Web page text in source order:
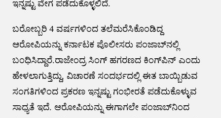
ಇನ್ನಷ್ಟು ವೇಗ ಪಡೆದುಕೊಳ್ಳಲಿದೆ.
ಬರೋಬ್ಬರಿ 4 ವರ್ಷಗಳಿಂದ ತಲೆಮರೆಸಿಕೊಂಡಿದ್ದ
ಆರೋಪಿಯನ್ನು ಕರ್ನಾಟಕ ಪೊಲೀಸರು ಪಂಜಾಬ್​ನಲ್ಲಿ
ಬಂಧಿಸಿದ್ದಾರೆ.ರಾಜೇಂದ್ರ ಸಿಂಗ್ ಹಗರಣದ ಕಿಂಗ್​ಪಿನ್ ಎಂದು
ಹೇಳಲಾಗುತ್ತಿದ್ದು, ವಿಚಾರಣೆ ಸಂದರ್ಭದಲ್ಲಿ ಈತ ಬಾಯ್ಬಿಡುವ
ಸಂಗತಿಗಳಿಂದ ಪ್ರಕರಣ ಇನ್ನಷ್ಟು ಗಂಭೀರತೆ ಪಡೆದುಕೊಳ್ಳುವ
ಸಾಧ್ಯತೆ ಇದೆ. ಆರೋಪಿಯನ್ನು ಈಗಾಗಲೇ ಪಂಜಾಬ್​ನಿಂದ